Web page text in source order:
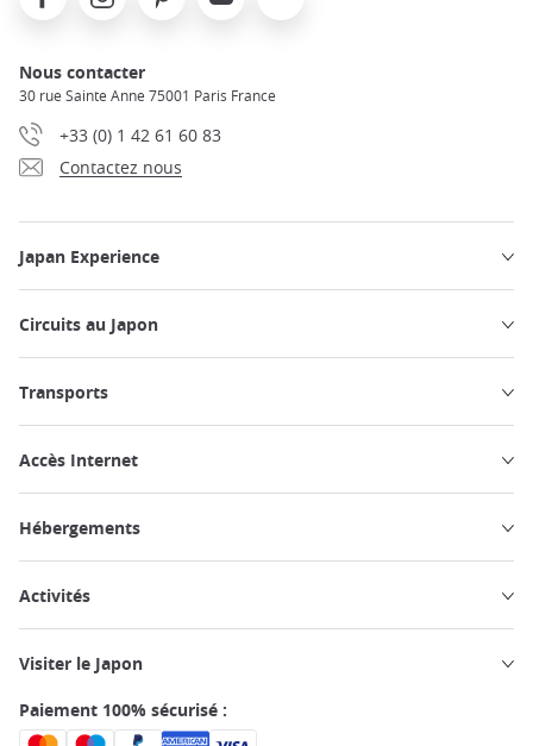
Nous contacter
30 rue Sainte Anne 75001 Paris France
+33 (0) 1 42 61 60 83
Contactez nous
Japan Experience
Circuits au Japon
Transports
Accès Internet
Hébergements
Activités
Visiter le Japon
Paiement 100% sécurisé :